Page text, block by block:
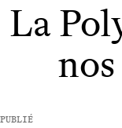
La
PUBLIÉ